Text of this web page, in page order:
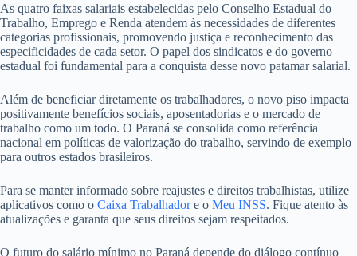
As quatro faixas salariais estabelecidas pelo Conselho Estadual do
Trabalho, Emprego e Renda atendem às necessidades de diferentes
categorias profissionais, promovendo justiça e reconhecimento das
especificidades de cada setor. O papel dos sindicatos e do governo
estadual foi fundamental para a conquista desse novo patamar salarial.
Além de beneficiar diretamente os trabalhadores, o novo piso impacta
positivamente benefícios sociais, aposentadorias e o mercado de
trabalho como um todo. O Paraná se consolida como referência
nacional em políticas de valorização do trabalho, servindo de exemplo
para outros estados brasileiros.
Para se manter informado sobre reajustes e direitos trabalhistas, utilize
aplicativos como o Caixa Trabalhadore o Meu INSS. Fique atento às
atualizações e garanta que seus direitos sejam respeitados.
O futuro do salário mínimo no Paraná depende do diálogo contínuo